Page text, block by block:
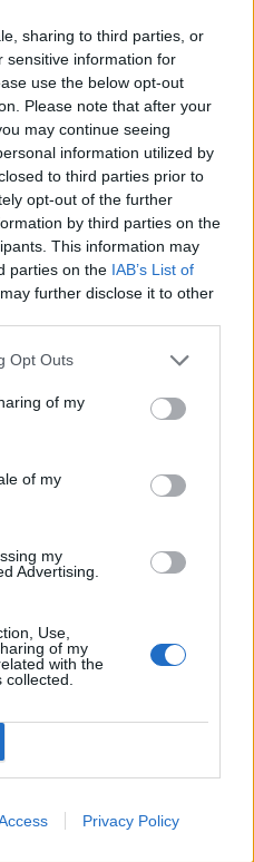
sharing to third parties, or
sensitive information for
use the below opt-out
Please note that after your
may continue seeing
information utilized by
to third parties prior to
opt-out of the further
by third parties on the
This information may
parties on the IAB’s List of
further disclose it to other
Opt Outs
of my
of my
my
Advertising.
Use,
of my
with the
Privacy Policy
BTG μάχονται
είναι οι στόχοι
Ουκρανία
(Battalion Tactical
αξιωματούχος του
η
της